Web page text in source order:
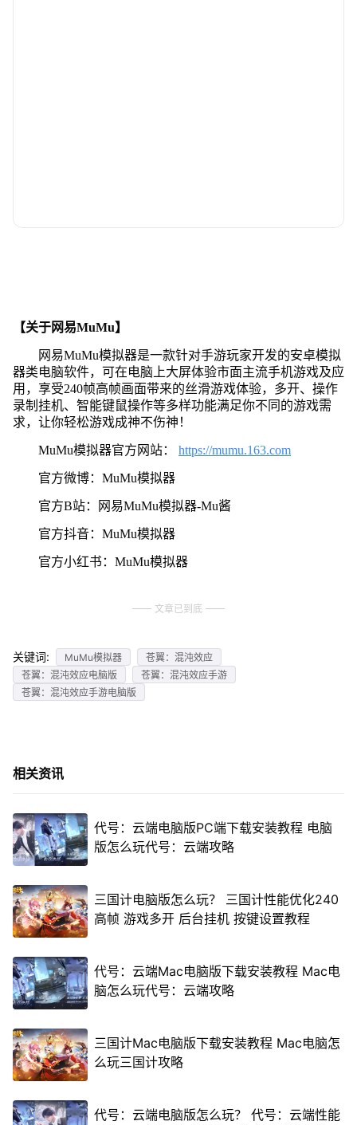
【关于网易MuMu】
网易MuMu模拟器是一款针对手游玩家开发的安卓模拟
器类电脑软件，可在电脑上大屏体验市面主流手机游戏及应
用，享受240帧高帧画面带来的丝滑游戏体验，多开、操作
录制挂机、智能键鼠操作等多样功能满足你不同的游戏需
求，让你轻松游戏成神不伤神！
MuMu模拟器官方网站： https://mumu.163.com
官方微博：MuMu模拟器
官方B站：网易MuMu模拟器-Mu酱
官方抖音：MuMu模拟器
官方小红书：MuMu模拟器
文章已到底
关键词: MuMu模拟器
苍翼：混沌效应
苍翼：混沌效应电脑版
苍翼：混沌效应手游
苍翼：混沌效应手游电脑版
相关资讯
代号：云端电脑版PC端下载安装教程 电脑
版怎么玩代号：云端攻略
三国计电脑版怎么玩？ 三国计性能优化240
高帧 游戏多开 后台挂机 按键设置教程
代号：云端Mac电脑版下载安装教程 Mac电
脑怎么玩代号：云端攻略
三国计Mac电脑版下载安装教程 Mac电脑怎
么玩三国计攻略
代号：云端电脑版怎么玩？ 代号：云端性能